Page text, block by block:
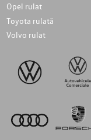
Opel rulat
Toyota rulată
Volvo rulat